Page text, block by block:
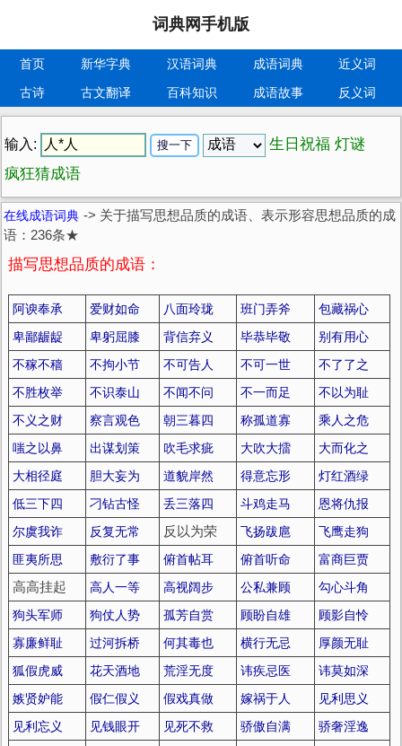
词典网手机版
首页 新华字典 汉语词典 成语词典
近义词
古诗
古文翻译 百科知识 成语故事 反义词
输入: 生日祝福 灯谜
疯狂猜成语
在线成语词典 -> 关于描写思想品质的成语、表示形容思想品质的成
语：236条★
描写思想品质的成语：
阿谀奉承 爱财如命 八面玲珑 班门弄斧
包藏祸心
卑鄙龌龊
卑躬屈膝 背信弃义 毕恭毕敬
别有用心
不稼不穑
不拘小节 不可告人 不可一世
不了了之
不胜枚举
不识泰山 不闻不问 不一而足
不以为耻
不义之财
察言观色 朝三暮四 称孤道寡
乘人之危
嗤之以鼻
出谋划策 吹毛求疵 大吹大擂
大而化之
大相径庭
胆大妄为 道貌岸然 得意忘形
灯红酒绿
低三下四
刁钻古怪 丢三落四 斗鸡走马
恩将仇报
尔虞我诈
反复无常 反以为荣 飞扬跋扈
飞鹰走狗
匪夷所思
敷衍了事 俯首帖耳 俯首听命
富商巨贾
高高挂起
高人一等 高视阔步 公私兼顾
勾心斗角
狗头军师
狗仗人势 孤芳自赏 顾盼自雄
顾影自怜
寡廉鲜耻
过河拆桥 何其毒也 横行无忌
厚颜无耻
狐假虎威
花天酒地 荒淫无度 讳疾忌医
讳莫如深
嫉贤妒能
假仁假义 假戏真做 嫁祸于人
见利思义
见利忘义
见钱眼开 见死不救 骄傲自满
骄奢淫逸